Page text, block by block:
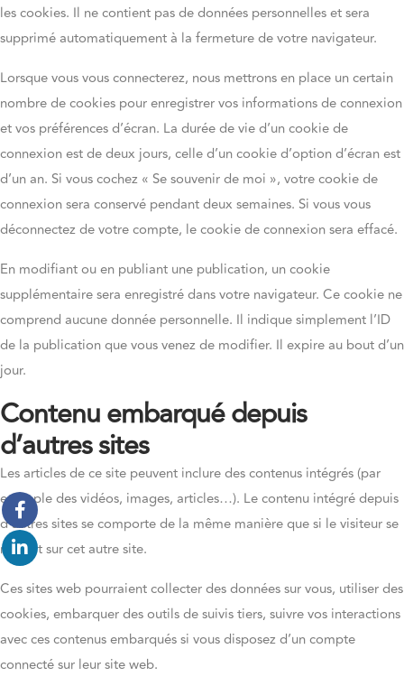
les cookies. Il ne contient pas de données personnelles et sera
supprimé automatiquement à la fermeture de votre navigateur.
Lorsque vous vous connecterez, nous mettrons en place un certain
nombre de cookies pour enregistrer vos informations de connexion
et vos préférences d’écran. La durée de vie d’un cookie de
connexion est de deux jours, celle d’un cookie d’option d’écran est
d’un an. Si vous cochez « Se souvenir de moi », votre cookie de
connexion sera conservé pendant deux semaines. Si vous vous
déconnectez de votre compte, le cookie de connexion sera effacé.
En modifiant ou en publiant une publication, un cookie
supplémentaire sera enregistré dans votre navigateur. Ce cookie ne
comprend aucune donnée personnelle. Il indique simplement l’ID
de la publication que vous venez de modifier. Il expire au bout d’un
jour.
Contenu embarqué depuis
d’autres sites
Les articles de ce site peuvent inclure des contenus intégrés (par
exemple des vidéos, images, articles…). Le contenu intégré depuis
d’autres sites se comporte de la même manière que si le visiteur se
rendait sur cet autre site.
Ces sites web pourraient collecter des données sur vous, utiliser des
cookies, embarquer des outils de suivis tiers, suivre vos interactions
avec ces contenus embarqués si vous disposez d’un compte
connecté sur leur site web.